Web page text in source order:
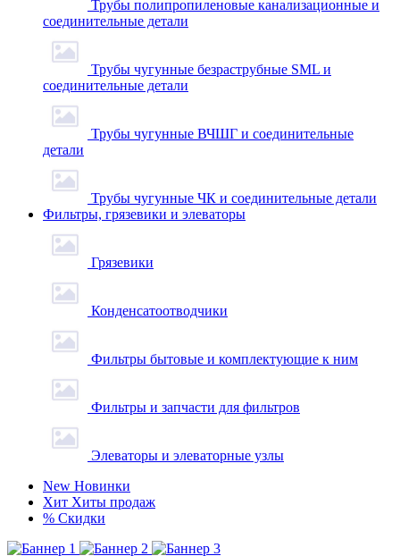
Трубы полипропиленовые канализационные и
соединительные детали
Трубы чугунные безраструбные SML и
соединительные детали
Трубы чугунные ВЧШГ и соединительные
детали
Трубы чугунные ЧК и соединительные детали
Фильтры, грязевики и элеваторы
Грязевики
Конденсатоотводчики
Фильтры бытовые и комплектующие к ним
Фильтры и запчасти для фильтров
Элеваторы и элеваторные узлы
New Новинки
Хит Хиты продаж
% Скидки